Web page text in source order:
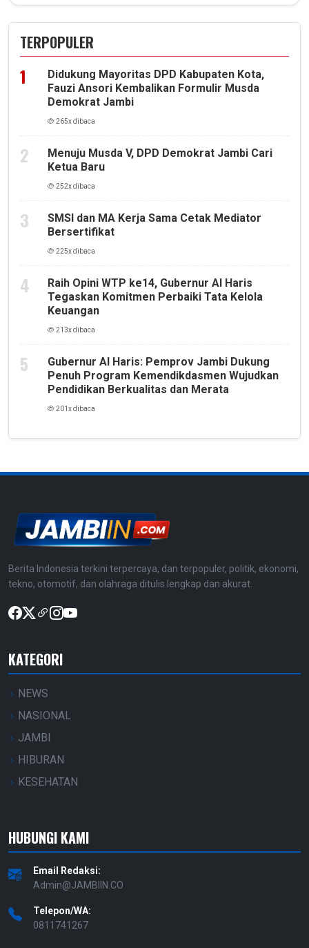
TERPOPULER
Didukung Mayoritas DPD Kabupaten Kota,
Fauzi Ansori Kembalikan Formulir Musda
Demokrat Jambi
265x dibaca
Menuju Musda V, DPD Demokrat Jambi Cari
Ketua Baru
252x dibaca
SMSI dan MA Kerja Sama Cetak Mediator
Bersertifikat
225x dibaca
Raih Opini WTP ke14, Gubernur Al Haris
Tegaskan Komitmen Perbaiki Tata Kelola
Keuangan
213x dibaca
Gubernur Al Haris: Pemprov Jambi Dukung
Penuh Program Kemendikdasmen Wujudkan
Pendidikan Berkualitas dan Merata
201x dibaca
Berita Indonesia terkini terpercaya, dan terpopuler, politik, ekonomi,
tekno, otomotif, dan olahraga ditulis lengkap dan akurat.
KATEGORI
NEWS
NASIONAL
JAMBI
HIBURAN
KESEHATAN
HUBUNGI KAMI
Email Redaksi:
Admin@JAMBIIN.CO
Telepon/WA:
0811741267